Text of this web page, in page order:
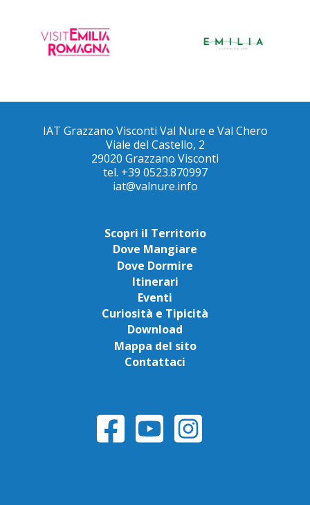
IAT Grazzano Visconti Val Nure e Val Chero
Viale del Castello, 2
29020 Grazzano Visconti
tel. +39 0523.870997
iat@valnure.info
Scopri il Territorio
Dove Mangiare
Dove Dormire
Itinerari
Eventi
Curiosità e Tipicità
Download
Mappa del sito
Contattaci